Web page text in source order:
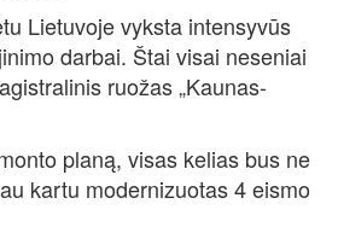
Lietuvoje vyksta intensyvūs
darbai. Štai visai neseniai
ruožas „Kaunas-
planą, visas kelias bus ne
kartu modernizuotas 4 eismo